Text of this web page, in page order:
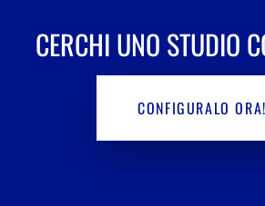
CERCHI UNO STUDIO
CONFIGURALO ORA!